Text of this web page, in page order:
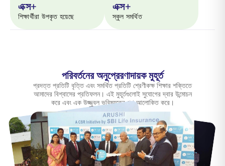
এক্স+
শিক্ষার্থীরা উপকৃত হয়েছে
এক্স+
স্কুল সমর্থিত
পরিবর্তনের অনুপ্রেরণাদায়ক মুহূর্ত
প্রদত্ত প্রতিটি বৃত্তি এবং সমর্থিত প্রতিটি শ্রেণীকক্ষ শিক্ষার শক্তিতে
আমাদের বিশ্বাসের প্রতিফলন। এই মুহূর্তগুলোই সুযোগের দ্বার উন্মোচন
করে এবং এক উজ্জ্বল ভবিষ্যতের পথ আলোকিত করে।